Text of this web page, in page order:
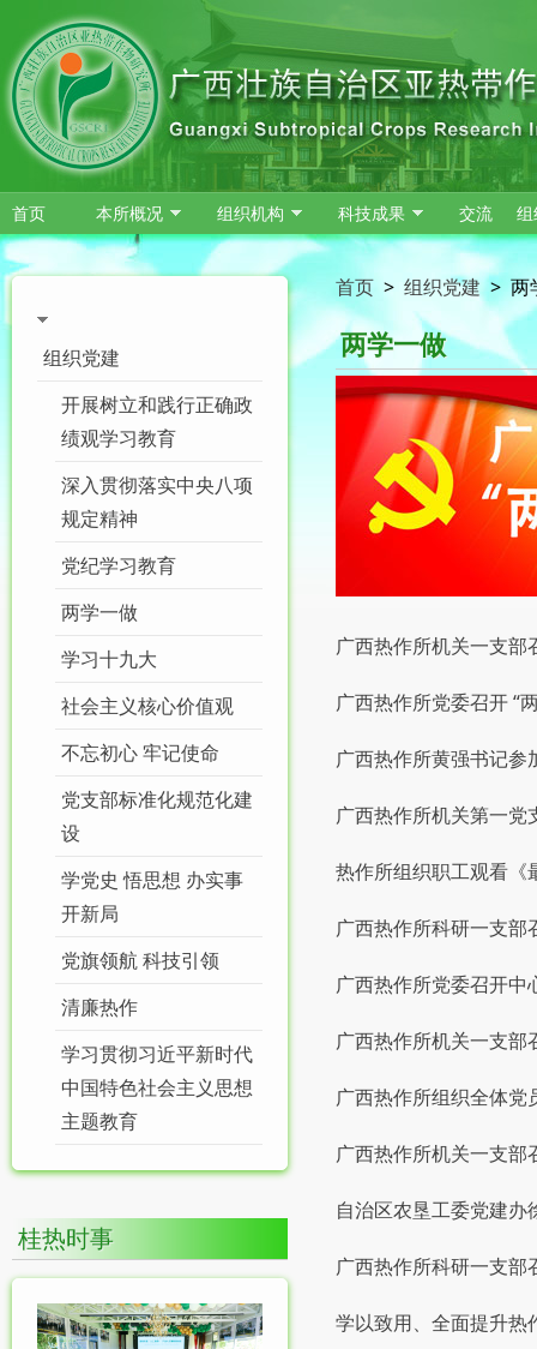
跳转到主要内容
首页 本所概况 组织机构 科技成果 交流
组织党建
开展树立和践行正确政
绩观学习教育
深入贯彻落实中央八项
规定精神
党纪学习教育
两学一做
学习十九大
社会主义核心价值观
不忘初心 牢记使命
党支部标准化规范化建
设
学党史 悟思想 办实事
开新局
党旗领航 科技引领
清廉热作
学习贯彻习近平新时代
中国特色社会主义思想
主题教育
桂热时事
首页 > 组织党建 > 两
两学一做
广西热作所机关一支部
广西热作所党委召开 “
广西热作所黄强书记参
广西热作所机关第一党
热作所组织职工观看《
广西热作所科研一支
广西热作所党委召开中
广西热作所机关一支部
广西热作所组织全体党
广西热作所机关一支部
自治区农垦工委党建
广西热作所科研一支部
学以致用、全面提升